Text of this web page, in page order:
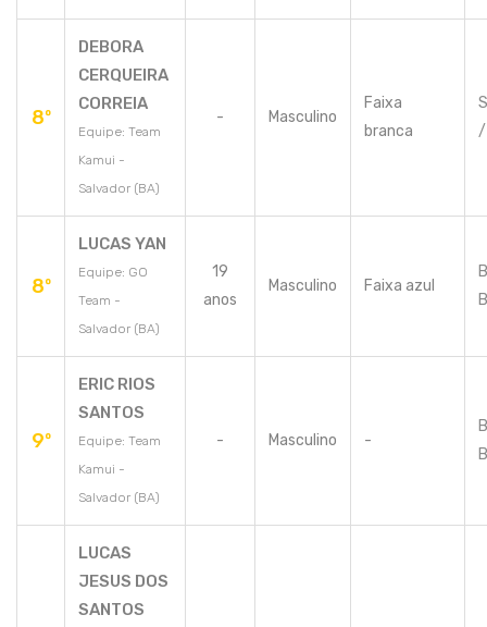
8º
DEBORA
CERQUEIRA
CORREIA
Equipe: Team
Kamui -
Salvador (BA)
- Masculino
Faixa
branca
/
8º
LUCAS YAN
Equipe: GO
Team -
Salvador (BA)
19
anos
Masculino Faixa azul
9º
ERIC RIOS
SANTOS
Equipe: Team
Kamui -
Salvador (BA)
- Masculino -
LUCAS
JESUS DOS
SANTOS